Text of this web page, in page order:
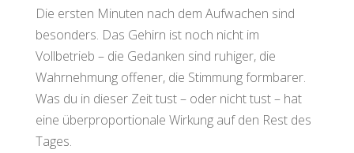
Die ersten Minuten nach dem Aufwachen sind
besonders. Das Gehirn ist noch nicht im
Vollbetrieb – die Gedanken sind ruhiger, die
Wahrnehmung offener, die Stimmung formbarer.
Was du in dieser Zeit tust – oder nicht tust – hat
eine überproportionale Wirkung auf den Rest des
Tages.